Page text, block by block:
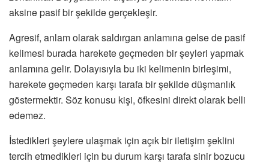
aksine pasif bir şekilde gerçekleşir.
Agresif, anlam olarak saldırgan anlamına gelse de pasif
kelimesi burada harekete geçmeden bir şeyleri yapmak
anlamına gelir. Dolayısıyla bu iki kelimenin birleşimi,
harekete geçmeden karşı tarafa bir şekilde düşmanlık
göstermektir. Söz konusu kişi, öfkesini direkt olarak belli
edemez.
İstedikleri şeylere ulaşmak için açık bir iletişim şeklini
tercih etmedikleri için bu durum karşı tarafa sinir bozucu